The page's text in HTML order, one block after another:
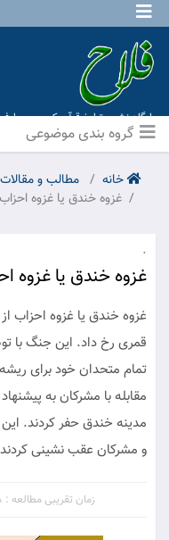
پایگاه نشر و تبلیغ قرآن کریم و
عترت منهاج عشق آباد ]
خانه مطالب و مقالات
غزوه خندق یا غزوه احزاب
.
غزوه خندق یا غزوه
غزوه خندق یا غزوه احزاب
قمری رخ داد. این جنگ با
تمام متحدان خود برای
مقابله با مشرکان به
مدینه خندق حفر کردند.
و مشرکان عقب نشینی
زمان تقریبی مطالعه : 18 دقیقه